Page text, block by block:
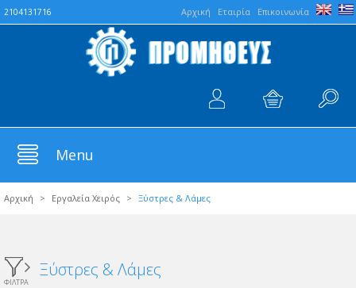
Aρχική Εταιρία Επικοινωνία
2104131716
Menu
Αρχική > Εργαλεία Χειρός > Ξύστρες & Λάμες
ΦΙΛΤΡΑ
Ξύστρες & Λάμες